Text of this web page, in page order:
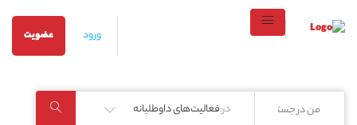
ورود عضویت
در:فعالیت‌های داوطلبانه